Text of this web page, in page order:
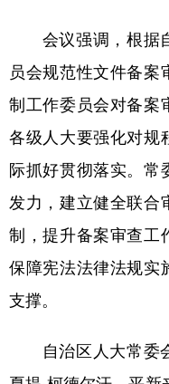
会议强调，根据
员会规范性文件备
制工作委员会对备案
各级人大要强化对规
际抓好贯彻落实。常
发力，建立健全联合
制，提升备案审查工
保障宪法法律法规实
支撑。
自治区人大常委